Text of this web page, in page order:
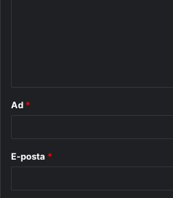
Ad *
E-posta *